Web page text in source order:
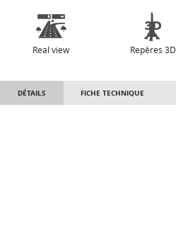
Real view Repères 3D
DÉTAILS FICHE TECHNIQUE